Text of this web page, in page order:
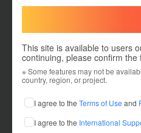
This site is available to users
continuing, please confirm the
※ Some features may not be
country, region, or project.
I agree to the Terms of Use and
I agree to the International
出身国：未設定